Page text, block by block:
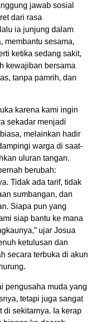
jawab sosial
dari rasa
ia junjung dalam
membantu sesama,
ketika sedang sakit,
kewajiban bersama
tanpa pamrih, dan
karena kami ingin
sekadar menjadi
melainkan hadir
warga di saat-
uluran tangan.
berubah:
Tidak ada tarif, tidak
sumbangan, dan
Siapa pun yang
siap bantu ke mana
ujar Josua
ketulusan dan
secara terbuka di akun
pengusaha muda yang
tetapi juga sangat
di sekitarnya. Ia kerap